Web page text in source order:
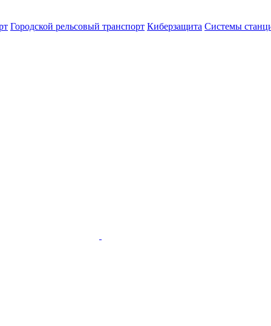
Городской рельсовый транспорт Киберзащита Системы